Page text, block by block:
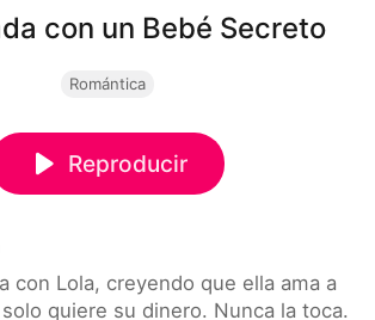
con un Bebé Secreto
Romántica
Reproducir
con Lola, creyendo que ella ama a
quiere su dinero. Nunca la toca.